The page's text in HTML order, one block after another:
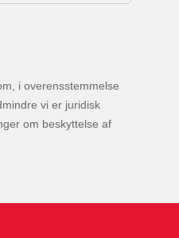
i overensstemmelse
vi er juridisk
om beskyttelse af